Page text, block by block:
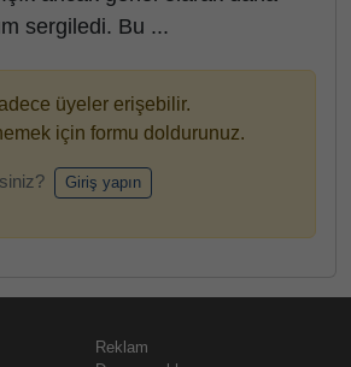
sergiledi. Bu ...
üyeler erişebilir.
için formu doldurunuz.
Giriş yapın
Reklam